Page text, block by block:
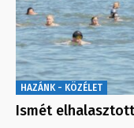
HAZÁNK - KÖZÉLET
Ismét